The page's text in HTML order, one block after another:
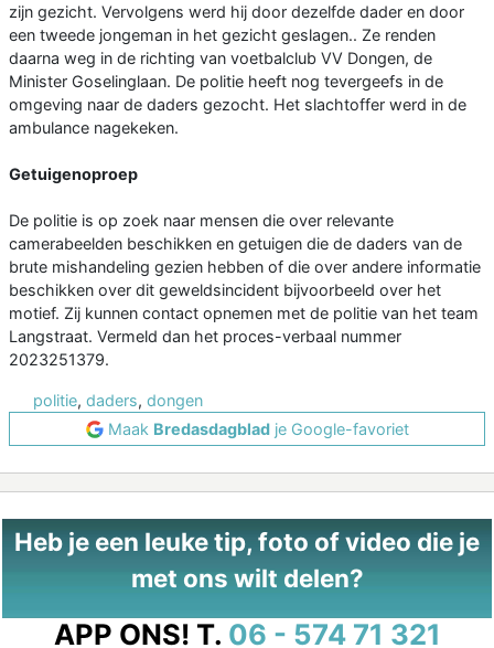
zijn gezicht. Vervolgens werd hij door dezelfde dader en door
een tweede jongeman in het gezicht geslagen.. Ze renden
daarna weg in de richting van voetbalclub VV Dongen, de
Minister Goselinglaan. De politie heeft nog tevergeefs in de
omgeving naar de daders gezocht. Het slachtoffer werd in de
ambulance nagekeken.
Getuigenoproep
De politie is op zoek naar mensen die over relevante
camerabeelden beschikken en getuigen die de daders van de
brute mishandeling gezien hebben of die over andere informatie
beschikken over dit geweldsincident bijvoorbeeld over het
motief. Zij kunnen contact opnemen met de politie van het team
Langstraat. Vermeld dan het proces-verbaal nummer
2023251379.
politie, daders, dongen
Maak Bredasdagbladje Google-favoriet
Heb je een leuke tip, foto of video die je
met ons wilt delen?
APP ONS! T. 06 - 574 71 321